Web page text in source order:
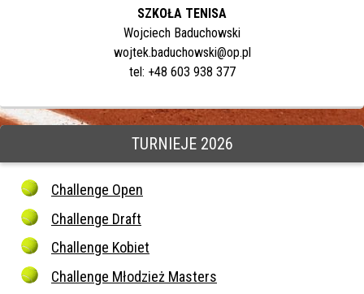
SZKOŁA TENISA
Wojciech Baduchowski
wojtek.baduchowski@op.pl
tel: +48 603 938 377
TURNIEJE 2026
Challenge Open
Challenge Draft
Challenge Kobiet
Challenge Młodzież Masters